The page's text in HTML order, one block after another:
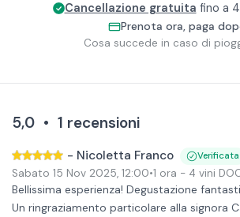
Cancellazione gratuita fino a
Prenota ora, paga
Cosa succede in caso di
5,0 • 1 recensioni
- Nicoletta Franco Verificata
Sabato 15 Nov 2025, 12:00•1 ora - 4 vini
Bellissima esperienza! Degustazione
Un ringraziamento particolare alla signora